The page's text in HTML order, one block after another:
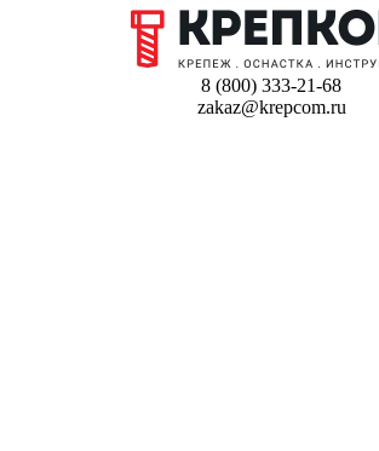
8 (800) 333-21-68
zakaz@krepcom.ru